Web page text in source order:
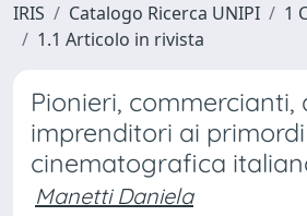
IRIS Catalogo Ricerca UNIPI
1
1.1 Articolo in rivista
Pionieri, commercianti,
imprenditori ai primordi
cinematografica
Manetti Daniela